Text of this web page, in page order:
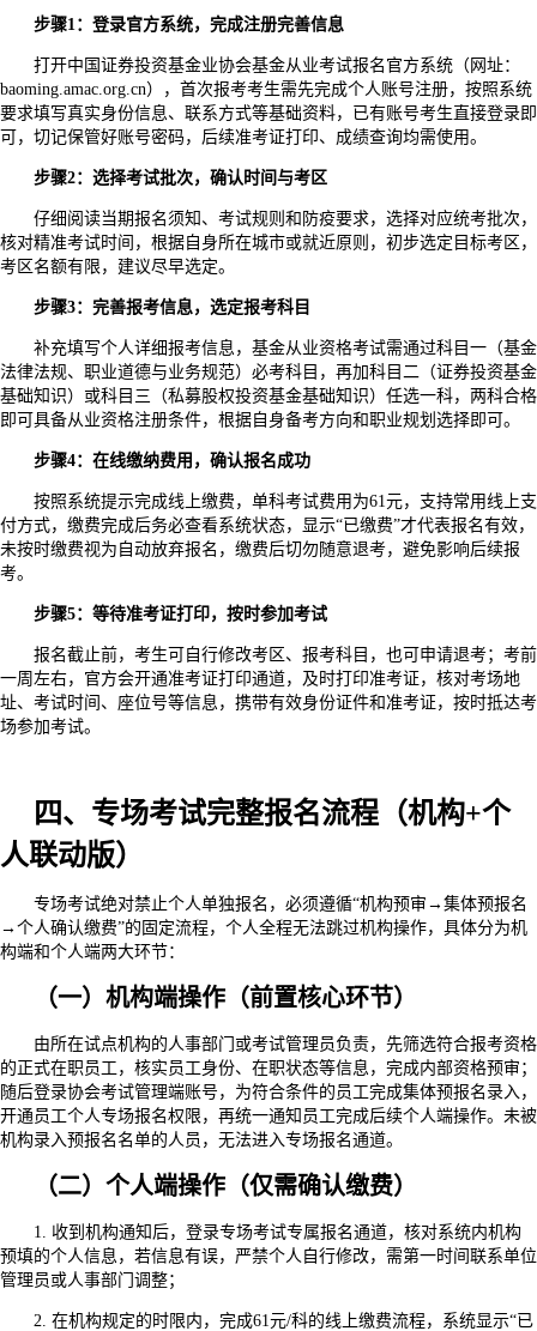
步骤1：登录官方系统，完成注册完善信息
打开中国证券投资基金业协会基金从业考试报名官方系统（网址：
baoming.amac.org.cn），首次报考考生需先完成个人账号注册，按照系统
要求填写真实身份信息、联系方式等基础资料，已有账号考生直接登录即
可，切记保管好账号密码，后续准考证打印、成绩查询均需使用。
步骤2：选择考试批次，确认时间与考区
仔细阅读当期报名须知、考试规则和防疫要求，选择对应统考批次，
核对精准考试时间，根据自身所在城市或就近原则，初步选定目标考区，
考区名额有限，建议尽早选定。
步骤3：完善报考信息，选定报考科目
补充填写个人详细报考信息，基金从业资格考试需通过科目一（基金
法律法规、职业道德与业务规范）必考科目，再加科目二（证券投资基金
基础知识）或科目三（私募股权投资基金基础知识）任选一科，两科合格
即可具备从业资格注册条件，根据自身备考方向和职业规划选择即可。
步骤4：在线缴纳费用，确认报名成功
按照系统提示完成线上缴费，单科考试费用为61元，支持常用线上支
付方式，缴费完成后务必查看系统状态，显示“已缴费”才代表报名有效，
未按时缴费视为自动放弃报名，缴费后切勿随意退考，避免影响后续报
考。
步骤5：等待准考证打印，按时参加考试
报名截止前，考生可自行修改考区、报考科目，也可申请退考；考前
一周左右，官方会开通准考证打印通道，及时打印准考证，核对考场地
址、考试时间、座位号等信息，携带有效身份证件和准考证，按时抵达考
场参加考试。
四、专场考试完整报名流程（机构+个
人联动版）
专场考试绝对禁止个人单独报名，必须遵循“机构预审→集体预报名
→个人确认缴费”的固定流程，个人全程无法跳过机构操作，具体分为机
构端和个人端两大环节：
（一）机构端操作（前置核心环节）
由所在试点机构的人事部门或考试管理员负责，先筛选符合报考资格
的正式在职员工，核实员工身份、在职状态等信息，完成内部资格预审；
随后登录协会考试管理端账号，为符合条件的员工完成集体预报名录入，
开通员工个人专场报名权限，再统一通知员工完成后续个人端操作。未被
机构录入预报名名单的人员，无法进入专场报名通道。
（二）个人端操作（仅需确认缴费）
1. 收到机构通知后，登录专场考试专属报名通道，核对系统内机构
预填的个人信息，若信息有误，严禁个人自行修改，需第一时间联系单位
管理员或人事部门调整；
2. 在机构规定的时限内，完成61元/科的线上缴费流程，系统显示“已